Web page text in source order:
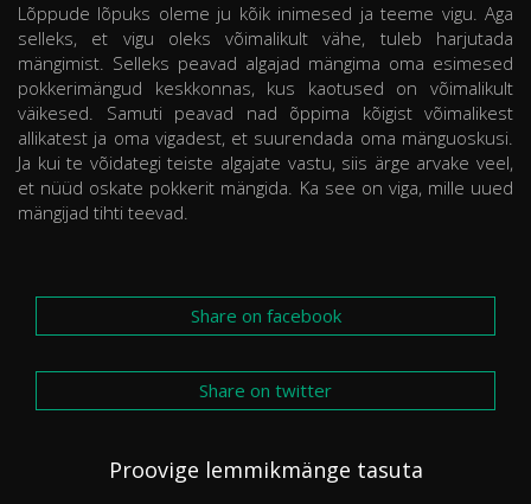
Lõppude lõpuks oleme ju kõik inimesed ja teeme vigu. Aga
selleks, et vigu oleks võimalikult vähe, tuleb harjutada
mängimist. Selleks peavad algajad mängima oma esimesed
pokkerimängud keskkonnas, kus kaotused on võimalikult
väikesed. Samuti peavad nad õppima kõigist võimalikest
allikatest ja oma vigadest, et suurendada oma mänguoskusi.
Ja kui te võidategi teiste algajate vastu, siis ärge arvake veel,
et nüüd oskate pokkerit mängida. Ka see on viga, mille uued
mängijad tihti teevad.
Share on facebook
Share on twitter
Proovige lemmikmänge tasuta